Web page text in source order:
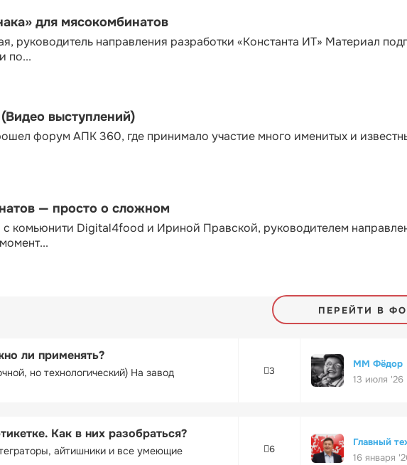
для мясокомбинатов
руководитель направления разработки «Константа ИТ» Материал
по...
выступлений)
форум АПК 360, где принимало участие много именитых и
— просто о сложном
с комьюнити Digital4food и Ириной Правской, руководителем
ПЕРЕЙТИ В
ли применять?
но технологический) На завод
3
ММ Фёдор
13 июля '26
Как в них разобраться?
айтишники и все умеющие
6
Главный
16 января